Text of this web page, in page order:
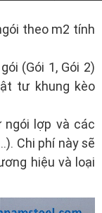
theo m2 tính
(Gói 1, Gói 2)
tư khung kèo
ngói lợp và các
Chi phí này sẽ
hiệu và loại